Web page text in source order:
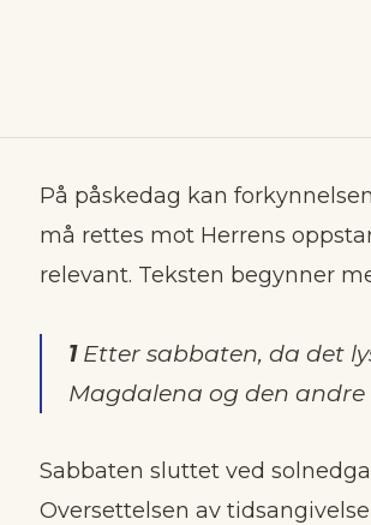
På påskedag kan
må rettes mot Herrens
relevant. Teksten begynner
1Etter sabbaten, da det
Magdalena og den andre
Sabbaten sluttet ved
Oversettelsen av